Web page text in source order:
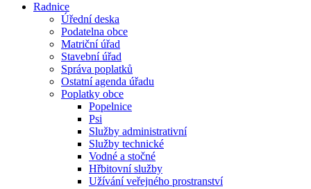
Radnice
Úřední deska
Podatelna obce
Matriční úřad
Stavební úřad
Správa poplatků
Ostatní agenda úřadu
Poplatky obce
Popelnice
Psi
Služby administrativní
Služby technické
Vodné a stočné
Hřbitovní služby
Užívání veřejného prostranství